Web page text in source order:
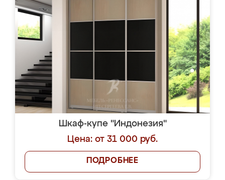
Шкаф-купе "Индонезия"
Цена: от 31 000 руб.
ПОДРОБНЕЕ